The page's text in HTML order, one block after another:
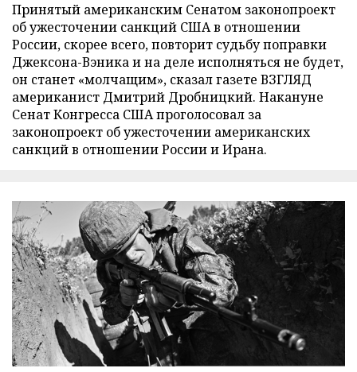
Принятый американским Сенатом законопроект
об ужесточении санкций США в отношении
России, скорее всего, повторит судьбу поправки
Джексона-Вэника и на деле исполняться не будет,
он станет «молчащим», сказал газете ВЗГЛЯД
американист Дмитрий Дробницкий. Накануне
Сенат Конгресса США проголосовал за
законопроект об ужесточении американских
санкций в отношении России и Ирана.